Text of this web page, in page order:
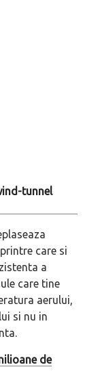
care si
a
care tine
aerului,
si nu in
de